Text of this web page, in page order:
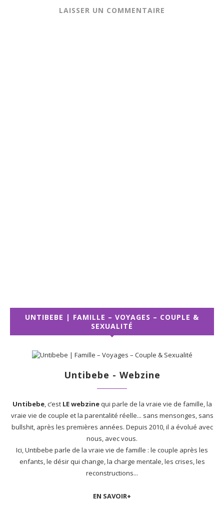
LAISSER UN COMMENTAIRE
UNTIBEBE | FAMILLE – VOYAGES – COUPLE &
SEXUALITÉ
Untibebe - Webzine
Untibebe, c’est LE webzinequi parle de la vraie vie de famille, la
vraie vie de couple et la parentalité réelle... sans mensonges, sans
bullshit, après les premières années. Depuis 2010, il a évolué avec
nous, avec vous.
Ici, Untibebe parle de la vraie vie de famille : le couple après les
enfants, le désir qui change, la charge mentale, les crises, les
reconstructions...
EN SAVOIR+